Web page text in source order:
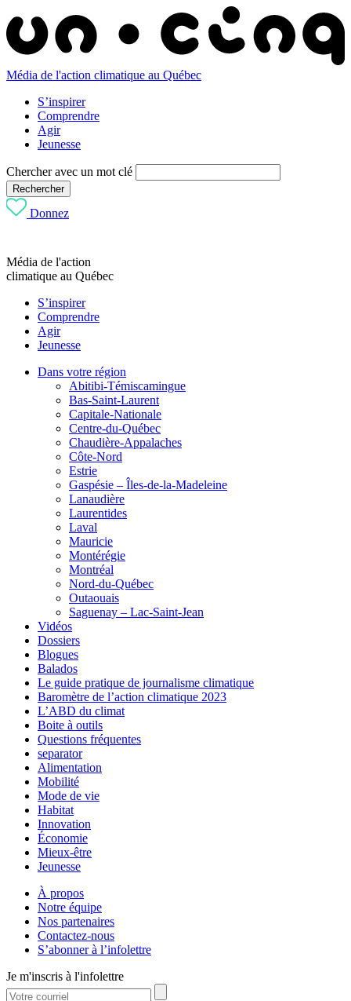
Média de l'action climatique au Québec
S’inspirer
Comprendre
Agir
Jeunesse
Chercher avec un mot clé
Rechercher
Donnez
Média de l'action
climatique au Québec
S’inspirer
Comprendre
Agir
Jeunesse
Dans votre région
Abitibi-Témiscamingue
Bas-Saint-Laurent
Capitale-Nationale
Centre-du-Québec
Chaudière-Appalaches
Côte-Nord
Estrie
Gaspésie – Îles-de-la-Madeleine
Lanaudière
Laurentides
Laval
Mauricie
Montérégie
Montréal
Nord-du-Québec
Outaouais
Saguenay – Lac-Saint-Jean
Vidéos
Dossiers
Blogues
Balados
Le guide pratique de journalisme climatique
Baromètre de l’action climatique 2023
L’ABD du climat
Boite à outils
Questions fréquentes
separator
Alimentation
Mobilité
Mode de vie
Habitat
Innovation
Économie
Mieux-être
Jeunesse
À propos
Notre équipe
Nos partenaires
Contactez-nous
S’abonner à l’infolettre
Je m'inscris à l'infolettre